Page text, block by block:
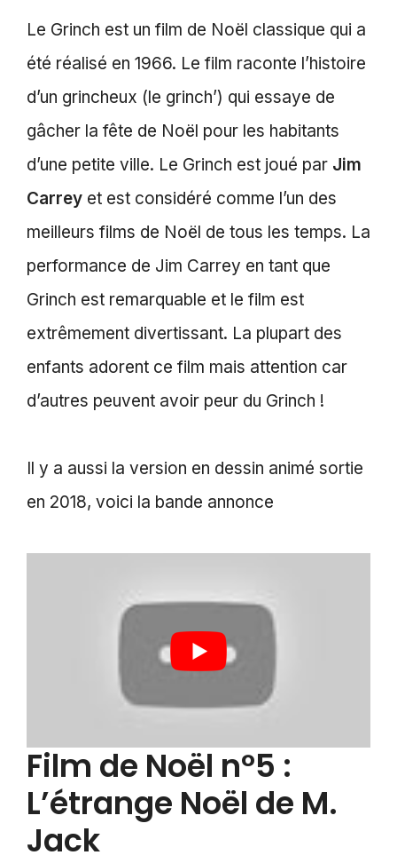
Le Grinch est un film de Noël classique qui a
été réalisé en 1966. Le film raconte l’histoire
d’un grincheux (le grinch’) qui essaye de
gâcher la fête de Noël pour les habitants
d’une petite ville. Le Grinch est joué par Jim
Carrey et est considéré comme l’un des
meilleurs films de Noël de tous les temps. La
performance de Jim Carrey en tant que
Grinch est remarquable et le film est
extrêmement divertissant. La plupart des
enfants adorent ce film mais attention car
d’autres peuvent avoir peur du Grinch !
Il y a aussi la version en dessin animé sortie
en 2018, voici la bande annonce
Film de Noël n°5 :
L’étrange Noël de M.
Jack